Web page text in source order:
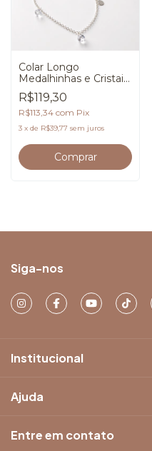
Colar Longo
Medalhinhas e Cristais
Prata 925
R$119,30
R$113,34 com Pix
3 x de R$39,77 sem juros
Siga-nos
Institucional
Ajuda
Entre em contato